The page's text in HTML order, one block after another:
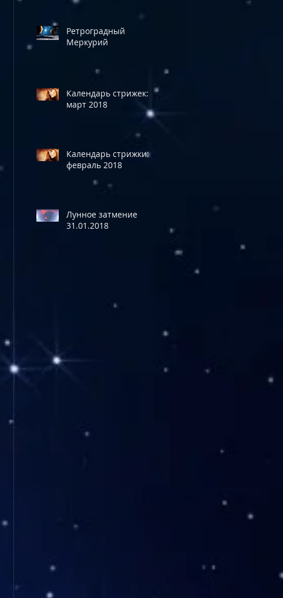
Ретроградный
Меркурий
Календарь стрижек:
март 2018
Календарь стрижки:
февраль 2018
Лунное затмение
31.01.2018